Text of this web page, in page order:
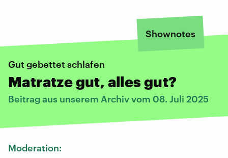
Shownotes
Gut gebettet schlafen
Matratze gut, alles gut?
Beitrag aus unserem Archiv vom 08. Juli 2025
Moderation: